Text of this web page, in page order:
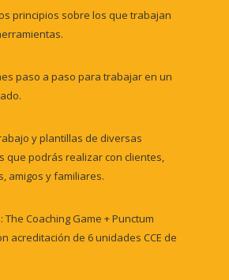
principios sobre los que trabajan
paso a paso para trabajar en un
y plantillas de diversas
que podrás realizar con clientes,
amigos y familiares.
The Coaching Game + Punctum
acreditación de 6 unidades CCE de